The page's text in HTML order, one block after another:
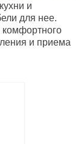
и
для нее.
и приема